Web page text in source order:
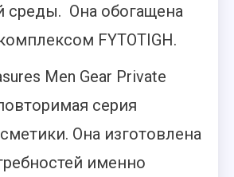
среды. Она обогащена
FYTOTIGH.
Men Gear Private
серия
Она изготовлена
именно